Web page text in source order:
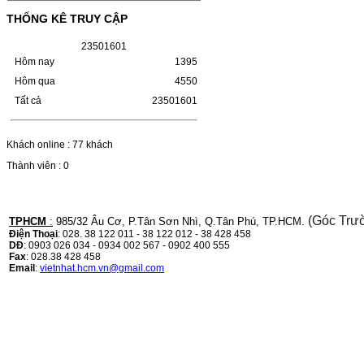
(W1110A) CHO DÒNG MÁY
LBP 243/MF 461DW
HỘP MỰC HP 110A (W1110A) CHO DÒNG
MÁY LBP 243/MF 461DWMÃ HỘP MỰC:-
Hộp mực HP 110A (W1110A)- Loại mực:
IN:- HP…
Chọn mua
243/MF 461DW
HỘP MỰC CANON CRG-070 CHO DÒNG
MÁY LBP 243/MF 461DW MÃ HỘP MỰC:–
Hộp mực Canon CRG-070– Loại mực: Mực
THỐNG KÊ TRUY CẬP
23501 601
Hôm nay
Hôm qua
Tất cả
1395
4550
23501601
Khách online : 77 khách
Thành viên : 0
TPHCM : 985/32 Âu Cơ, P.Tân Sơn Nhì, Q.Tân Phú, TP.HCM. (Góc
Điện Thoại: 028. 38 122 011 - 38 122 012 - 38 428 458
DĐ: 0903 026 034 - 0934 002 567 - 0902 400 555
Fax: 028.38 428 458
Email: vietnhat.hcm.vn@gmail.com